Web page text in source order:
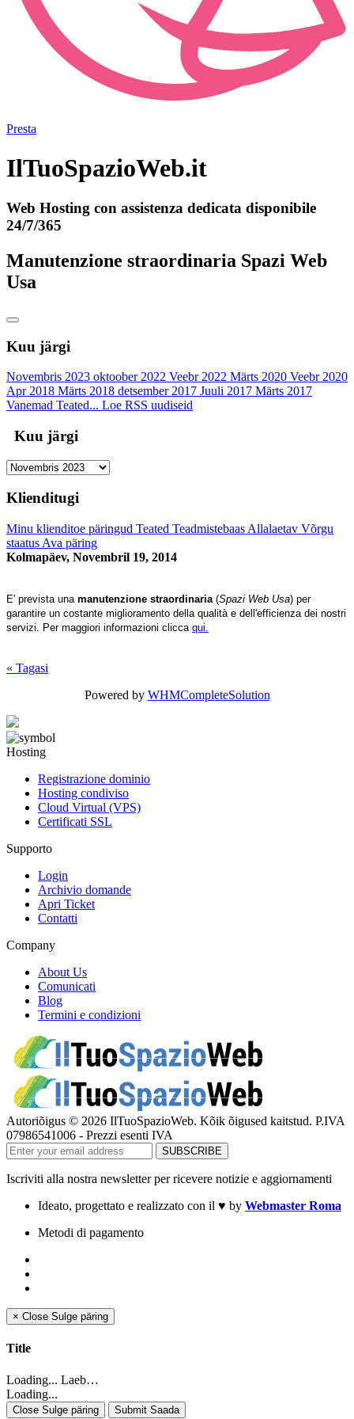
Presta
IlTuoSpazioWeb.it
Web Hosting con assistenza dedicata disponibile
24/7/365
Manutenzione straordinaria Spazi Web
Usa
Kuu järgi
Novembris 2023 oktoober 2022 Veebr 2022 Märts 2020 Veebr 2020
Apr 2018 Märts 2018 detsember 2017 Juuli 2017 Märts 2017
Vanemad Teated... Loe RSS uudiseid
Kuu järgi
Klienditugi
Minu klienditoe päringud Teated Teadmistebaas Allalaetav Võrgu
staatus Ava päring
Kolmapäev, Novembril 19, 2014
E' prevista una manutenzione straordinaria (Spazi Web Usa) per
garantire un costante miglioramento della qualità e dell'efficienza dei nostri
servizi. Per maggiori informazioni clicca qui.
« Tagasi
Powered by WHMCompleteSolution
Hosting
Registrazione dominio
Hosting condiviso
Cloud Virtual (VPS)
Certificati SSL
Supporto
Login
Archivio domande
Apri Ticket
Contatti
Company
About Us
Comunicati
Blog
Termini e condizioni
Autoriõigus © 2026 IlTuoSpazioWeb. Kõik õigused kaitstud. P.IVA
07986541006 - Prezzi esenti IVA
Iscriviti alla nostra newsletter per ricevere notizie e aggiornamenti
Ideato, progettato e realizzato con il ♥ by Webmaster Roma
Metodi di pagamento
× Close Sulge päring
Title
Loading... Laeb…
Loading...
Close Sulge päring Submit Saada